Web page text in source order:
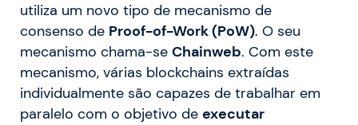
utiliza um novo tipo de mecanismo de
consenso de Proof-of-Work (PoW). O seu
mecanismo chama-se Chainweb. Com este
mecanismo, várias blockchains extraídas
individualmente são capazes de trabalhar em
paralelo com o objetivo de executar